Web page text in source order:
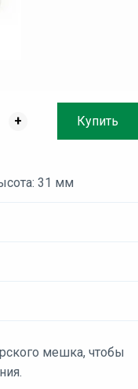
+ Купить
31 мм
мешка, чтобы